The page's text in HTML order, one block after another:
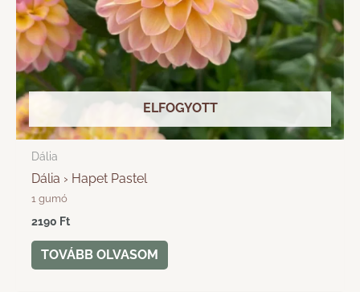
ELFOGYOTT
Dália
Dália › Hapet Pastel
1 gumó
2190 Ft
TOVÁBB OLVASOM